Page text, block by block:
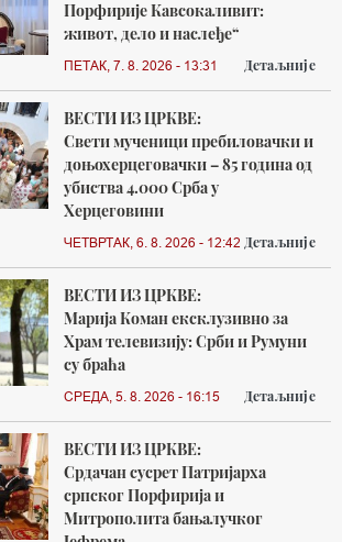
Порфирије Кавсокаливит:
живот, дело и наслеђе“
ПЕТАК, 7. 8. 2026 - 13:31 Детаљније
ВЕСТИ ИЗ ЦРКВЕ:
Свети мученици пребиловачки и
доњохерцеговачки – 85 година од
убиства 4.000 Срба у
Херцеговини
ЧЕТВРТАК, 6. 8. 2026 - 12:42 Детаљније
ВЕСТИ ИЗ ЦРКВЕ:
Марија Коман ексклузивно за
Храм телевизију: Срби и Румуни
су браћа
СРЕДА, 5. 8. 2026 - 16:15 Детаљније
ВЕСТИ ИЗ ЦРКВЕ:
Срдачан сусрет Патријарха
српског Порфирија и
Митрополита бањалучког